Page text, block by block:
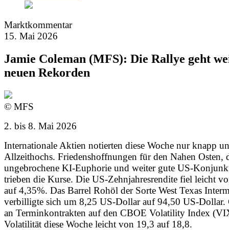
Marktkommentar
15. Mai 2026
Jamie Coleman (MFS): Die Rallye geht
neuen Rekorden
© MFS
2. bis 8. Mai 2026
Internationale Aktien notierten diese Woche nur knapp
Allzeithochs. Friedenshoffnungen für den Nahen Osten,
ungebrochene KI-Euphorie und weiter gute US-
trieben die Kurse. Die US-Zehnjahresrendite fiel leicht
auf 4,35%. Das Barrel Rohöl der Sorte West Texas
verbilligte sich um 8,25 US-Dollar auf 94,50 US-Dollar.
an Terminkontrakten auf den CBOE Volatility Index
Volatilität diese Woche leicht von 19,3 auf 18,8.